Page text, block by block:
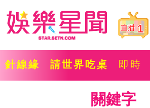
1
針線緣 請世界吃桌 即時
關鍵字